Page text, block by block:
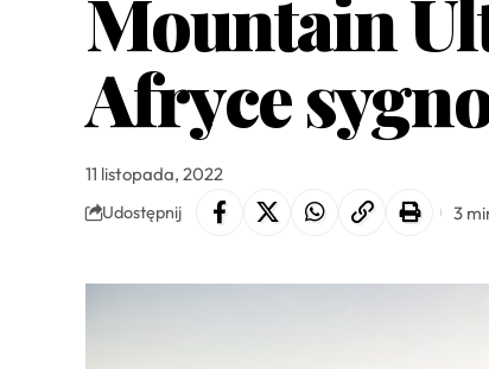
Mountain
Afryce
11 listopada, 2022
Udostępnij 3